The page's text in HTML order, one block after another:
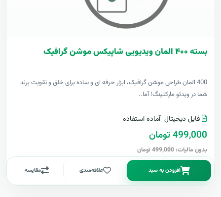
بسته ۴۰۰ المان ویدیویی شاپیکس موشن گرافیک
400 المان طراحی موشن گرافیک، ابزار حرفه ای و ساده برای خلق و تقویت برند
شما در ویدئو مارکتینگ! آما..
فایل دیجیتال آماده استفاده
499,000 تومان
بدون مالیات: 499,000 تومان
افزودن به سبد علاقه‌مندی مقایسه